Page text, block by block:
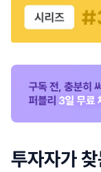
투자자가